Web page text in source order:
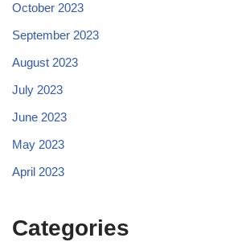
October 2023
September 2023
August 2023
July 2023
June 2023
May 2023
April 2023
Categories